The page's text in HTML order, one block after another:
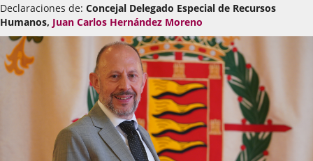
Declaraciones de: Concejal Delegado Especial de Recursos
Humanos, Juan Carlos Hernández Moreno